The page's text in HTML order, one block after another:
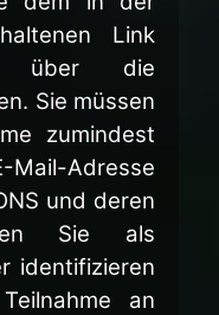
Link
über die
Sie müssen
zumindest
Mail-Adresse
und deren
Sie als
identifizieren
an